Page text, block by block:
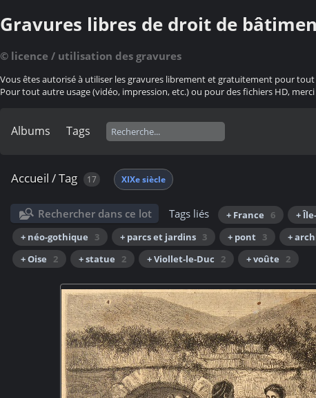
Gravures libres de droit de
© licence / utilisation des gravures
Vous êtes autorisé à utiliser les gravures librement et gratuitement pour
Pour tout autre usage (vidéo, impression, etc.) ou pour des fichiers HD,
Albums Tags
Accueil /Tag 17 XIXe siècle
Rechercher dans ce lot Tags liés + France 6 +
+ néo-gothique
3 + parcs et jardins 3 + pont 3 +
+ Oise
2 + statue 2 + Viollet-le-Duc 2 + voûte 2